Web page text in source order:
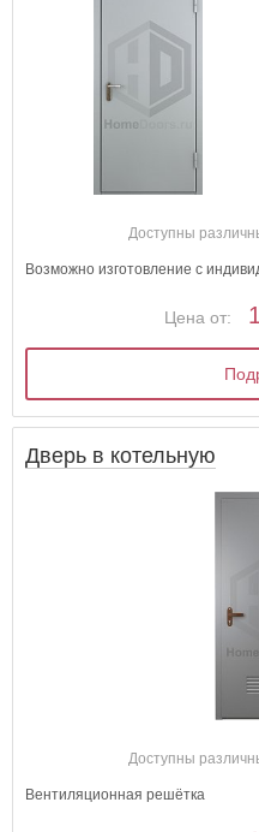
Доступны
Возможно изготовление с
Цена от:
Дверь в котельную
Доступны
Вентиляционная решётка